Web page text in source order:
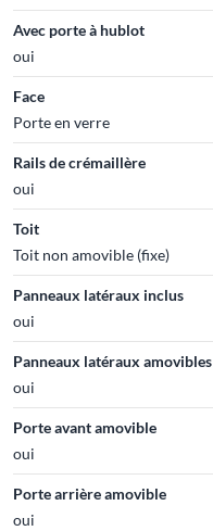
Avec porte à hublot
oui
Face
Porte en verre
Rails de crémaillère
oui
Toit
Toit non amovible (fixe)
Panneaux latéraux inclus
oui
Panneaux latéraux amovibles
oui
Porte avant amovible
oui
Porte arrière amovible
oui